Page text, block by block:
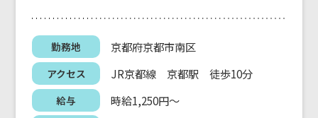
勤務地 京都府京都市南区
アクセス JR京都線 京都駅 徒歩10分
給与 時給1,250円～